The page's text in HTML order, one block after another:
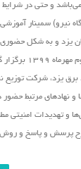
می‌باشد و حتی در
نیرو) سمینار
یزد و به شکل
منطقه‌ای یزد در این استان برگزار نمود.
یزد، شرکت توزیع
مرتبط حضور
و تهدیدات امنیتی
طرح پرسش و پاسخ و